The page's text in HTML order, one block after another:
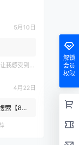
5月10日
未有过的快乐
4月22日
索【8号
解锁
会员
权限